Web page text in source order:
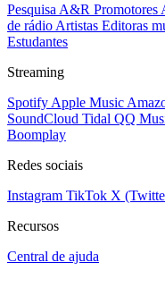
Pesquisa A&R Promotores
de rádio Artistas Editoras
Estudantes
Streaming
Spotify Apple Music
SoundCloud Tidal QQ
Boomplay
Redes sociais
Instagram TikTok X
Recursos
Central de ajuda